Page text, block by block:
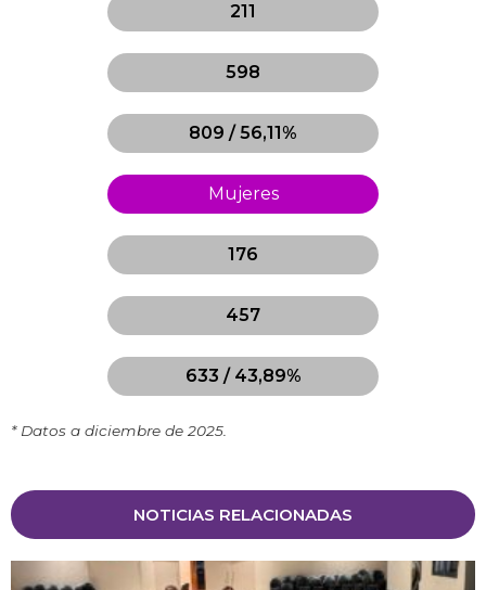
211
598
809 / 56,11%
Mujeres
176
457
633 / 43,89%
* Datos a diciembre de 2025.
NOTICIAS RELACIONADAS